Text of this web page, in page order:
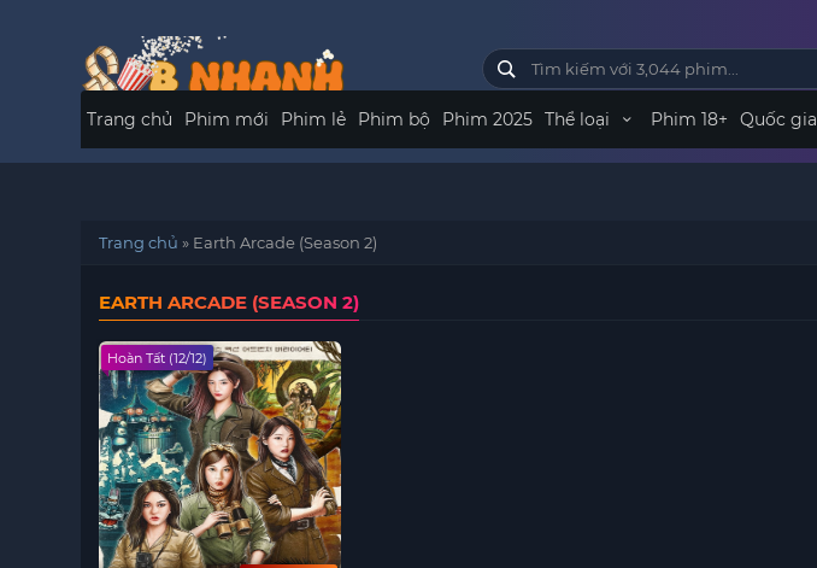
Trang chủ Phim mới Phim lẻ Phim bộ Phim 2025 Thể loại Phim 18+ Quốc gia
Trang chủ » Earth Arcade (Season 2)
EARTH ARCADE (SEASON 2)
Hoàn Tất (12/12)